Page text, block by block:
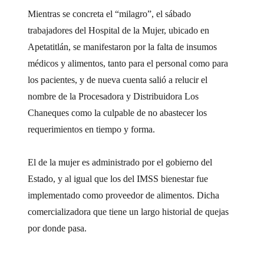
Mientras se concreta el “milagro”, el sábado
trabajadores del Hospital de la Mujer, ubicado en
Apetatitlán, se manifestaron por la falta de insumos
médicos y alimentos, tanto para el personal como para
los pacientes, y de nueva cuenta salió a relucir el
nombre de la Procesadora y Distribuidora Los
Chaneques como la culpable de no abastecer los
requerimientos en tiempo y forma.
El de la mujer es administrado por el gobierno del
Estado, y al igual que los del IMSS bienestar fue
implementado como proveedor de alimentos. Dicha
comercializadora que tiene un largo historial de quejas
por donde pasa.